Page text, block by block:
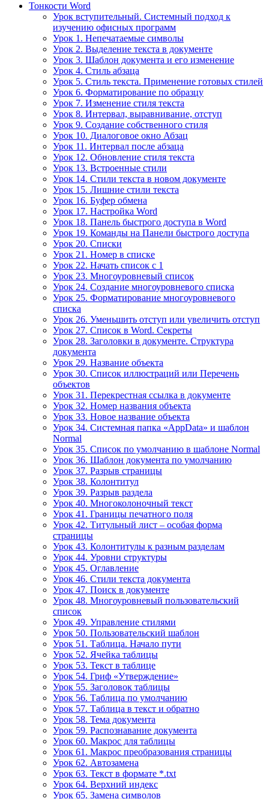
Тонкости Word
Урок вступительный. Системный подход к
изучению офисных программ
Урок 1. Непечатаемые символы
Урок 2. Выделение текста в документе
Урок 3. Шаблон документа и его изменение
Урок 4. Стиль абзаца
Урок 5. Стиль текста. Применение готовых стилей
Урок 6. Форматирование по образцу
Урок 7. Изменение стиля текста
Урок 8. Интервал, выравнивание, отступ
Урок 9. Создание собственного стиля
Урок 10. Диалоговое окно Абзац
Урок 11. Интервал после абзаца
Урок 12. Обновление стиля текста
Урок 13. Встроенные стили
Урок 14. Стили текста в новом документе
Урок 15. Лишние стили текста
Урок 16. Буфер обмена
Урок 17. Настройка Word
Урок 18. Панель быстрого доступа в Word
Урок 19. Команды на Панели быстрого доступа
Урок 20. Списки
Урок 21. Номер в списке
Урок 22. Начать список с 1
Урок 23. Многоуровневый список
Урок 24. Создание многоуровневого списка
Урок 25. Форматирование многоуровневого
списка
Урок 26. Уменьшить отступ или увеличить отступ
Урок 27. Список в Word. Секреты
Урок 28. Заголовки в документе. Структура
документа
Урок 29. Название объекта
Урок 30. Список иллюстраций или Перечень
объектов
Урок 31. Перекрестная ссылка в документе
Урок 32. Номер названия объекта
Урок 33. Новое название объекта
Урок 34. Системная папка «AppData» и шаблон
Normal
Урок 35. Список по умолчанию в шаблоне Normal
Урок 36. Шаблон документа по умолчанию
Урок 37. Разрыв страницы
Урок 38. Колонтитул
Урок 39. Разрыв раздела
Урок 40. Многоколоночный текст
Урок 41. Границы печатного поля
Урок 42. Титульный лист – особая форма
страницы
Урок 43. Колонтитулы к разным разделам
Урок 44. Уровни структуры
Урок 45. Оглавление
Урок 46. Стили текста документа
Урок 47. Поиск в документе
Урок 48. Многоуровневый пользовательский
список
Урок 49. Управление стилями
Урок 50. Пользовательский шаблон
Урок 51. Таблица. Начало пути
Урок 52. Ячейка таблицы
Урок 53. Текст в таблице
Урок 54. Гриф «Утверждение»
Урок 55. Заголовок таблицы
Урок 56. Таблица по умолчанию
Урок 57. Таблица в текст и обратно
Урок 58. Тема документа
Урок 59. Распознавание документа
Урок 60. Макрос для таблицы
Урок 61. Макрос преобразования страницы
Урок 62. Автозамена
Урок 63. Текст в формате *.txt
Урок 64. Верхний индекс
Урок 65. Замена символов